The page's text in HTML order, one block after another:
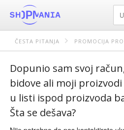
ČESTA PITANJA PROMOCIJA
Dopunio sam svoj
bidove ali moji
u listi ispod proizvoda
Šta se dešava?